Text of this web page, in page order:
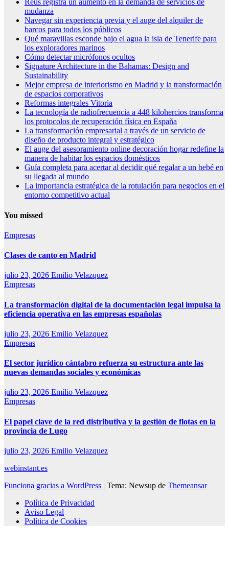
Reus registra un aumento en la demanda de servicios de
mudanza
Navegar sin experiencia previa y el auge del alquiler de
barcos para todos los públicos
Qué maravillas esconde bajo el agua la isla de Tenerife para
los exploradores marinos
Cómo detectar micrófonos ocultos
Signature Architecture in the Bahamas: Design and
Sustainability
Mejor empresa de interiorismo en Madrid y la transformación
de espacios corporativos
Reformas integrales Vitoria
La tecnología de radiofrecuencia a 448 kilohercios transforma
los protocolos de recuperación física en España
La transformación empresarial a través de un servicio de
diseño de producto integral y estratégico
El auge del asesoramiento online decoración hogar redefine la
manera de habitar los espacios domésticos
Guía completa para acertar al decidir qué regalar a un bebé en
su llegada al mundo
La importancia estratégica de la rotulación para negocios en el
entorno competitivo actual
You missed
Empresas
Clases de canto en Madrid
julio 23, 2026 Emilio Velazquez
Empresas
La transformación digital de la documentación legal impulsa la
eficiencia operativa en las empresas españolas
julio 23, 2026 Emilio Velazquez
Empresas
El sector jurídico cántabro refuerza su estructura ante las
nuevas demandas sociales y económicas
julio 23, 2026 Emilio Velazquez
Empresas
El papel clave de la red distributiva y la gestión de flotas en la
provincia de Lugo
julio 23, 2026 Emilio Velazquez
webinstant.es
Funciona gracias a WordPress | Tema: Newsup de Themeansar
Política de Privacidad
Aviso Legal
Política de Cookies